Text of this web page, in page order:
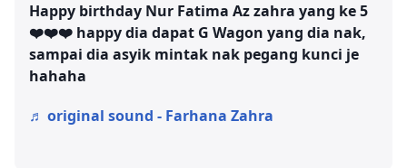
Happy birthday Nur Fatima Az zahra yang ke 5
❤️❤️❤️ happy dia dapat G Wagon yang dia nak,
sampai dia asyik mintak nak pegang kunci je
hahaha
♬ original sound - Farhana Zahra